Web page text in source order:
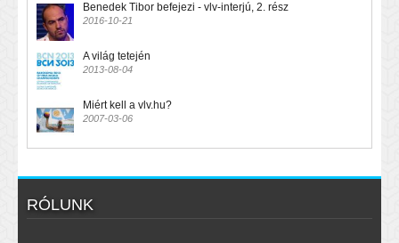
Benedek Tibor befejezi - vlv-interjú, 2. rész
2016-10-21
A világ tetején
2013-08-04
Miért kell a vlv.hu?
2007-03-06
RÓLUNK